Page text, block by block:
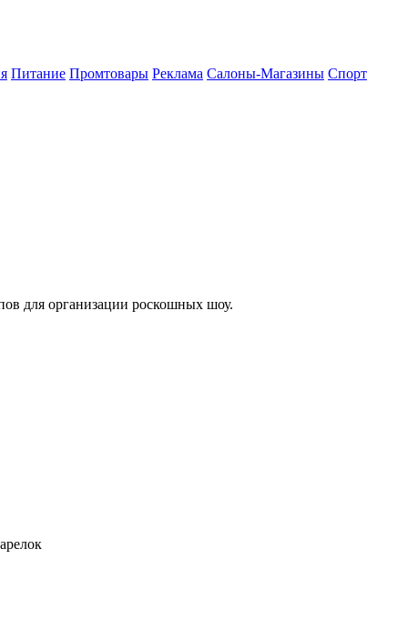
Питание Промтовары Реклама Салоны-Магазины Спорт
для организации роскошных шоу.